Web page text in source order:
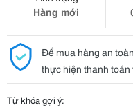
Hàng mới
Để mua hàng an
thực hiện thanh
Từ khóa gợi ý: